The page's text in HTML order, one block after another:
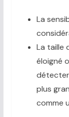
La
La taille
éloigné
plus
comme